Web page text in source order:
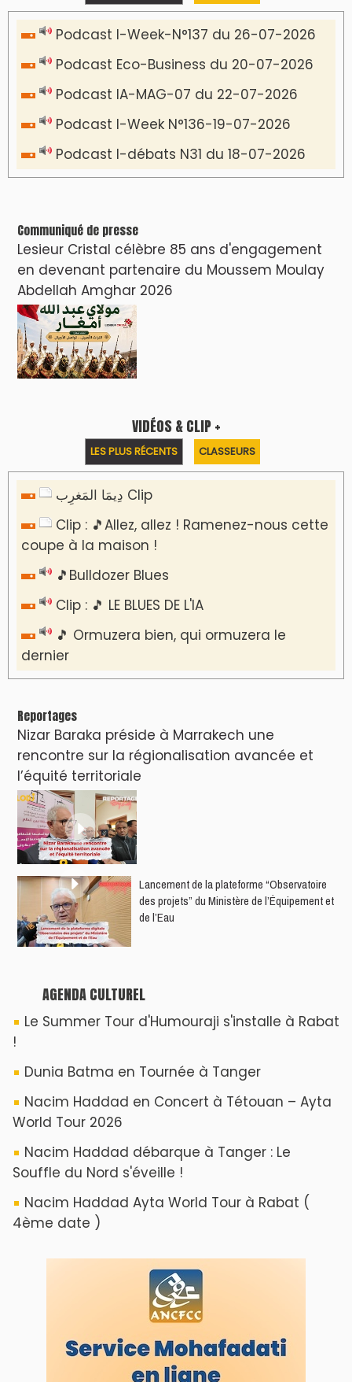
VIDÉOS & CLIP +
LES PLUS RÉCENTS CLASSEURS
Clip : 🎵Allez, allez ! Ramenez-nous cette
🎵Bulldozer Blues
Clip : 🎵 LE BLUES DE L'IA
🎵 Ormuzera bien, qui ormuzera le
dernier
Reportages
Nizar Baraka préside à Marrakech une
l’équité territoriale
​Lancement de la plateforme “Observatoire
des projets” du Ministère de l’Équipement et
AGENDA CULTUREL
Le Summer Tour d'Humouraji s'installe à Rabat
Dunia Batma en Tournée à Tanger
Nacim Haddad en Concert à Tétouan – Ayta
World Tour 2026
Nacim Haddad débarque à Tanger : Le
Souffle du Nord s'éveille !
Nacim Haddad Ayta World Tour à Rabat (
4ème date )
ABOUT US
A propos de L'ODJ
Proposer votre article
LODJ VIDÉO
LODJ AUDIO
WEB RADIO R212
Copyright © 2022 Groupe de presse Arrissala
Ce site utilise Google Analytics. En continuant à naviguer, vous nous
autorisez à déposer un cookie à des fins de mesure d'audience
Plan du site| Syndication